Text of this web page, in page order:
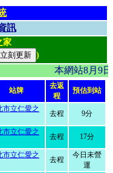
訊
家
)
本網站8月9
站牌
去返
程
預估到站
市立仁愛之
去程 9分
市立仁愛之
去程 17分
市立仁愛之
去程
今日未營
運